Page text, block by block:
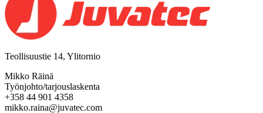
Teollisuustie 14, Ylitornio
Mikko Räinä
Työnjohto/tarjouslaskenta
+358 44 901 4358
mikko.raina@juvatec.com